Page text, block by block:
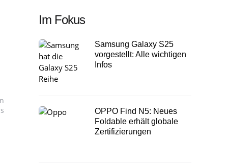
Im Fokus
Samsung Galaxy S25
vorgestellt: Alle wichtigen
Infos
OPPO Find N5: Neues
Foldable erhält globale
Zertifizierungen